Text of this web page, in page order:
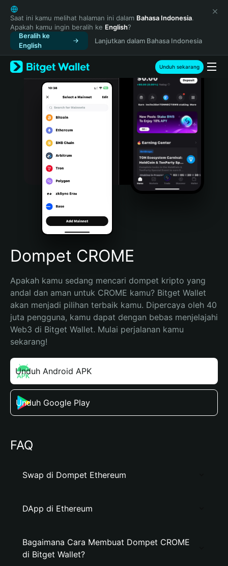
English
日本語
Tiếng Việt
Русский
Español (Latinoamérica)
Türkçe
Italiano
Português (Portugal)
Bahasa Indonesia
Português (Brasil)
Español (Argentina)
Saat ini kamu melihat halaman ini dalam Bahasa Indonesia.
Apakah kamu ingin beralih ke English?
Beralih ke
English
Lanjutkan dalam Bahasa Indonesia
Unduh sekarang
Dompet CROME
Apakah kamu sedang mencari dompet kripto yang
andal dan aman untuk CROME kamu? Bitget Wallet
akan menjadi pilihan terbaik kamu. Dipercaya oleh 40
juta pengguna, kamu dapat dengan bebas menjelajahi
Web3 di Bitget Wallet. Mulai perjalanan kamu
sekarang!
Unduh Android APK
Unduh Google Play
FAQ
Swap di Dompet Ethereum
DApp di Ethereum
Bagaimana Cara Membuat Dompet CROME
di Bitget Wallet?